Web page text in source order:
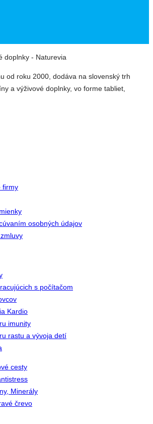
od roku 2000, dodáva na slovenský trh
a výživové doplnky, vo forme tabliet,
firmy
osobných údajov
s počítačom
Kardio
imunity
rastu a vývoja detí
cesty
Minerály
črevo